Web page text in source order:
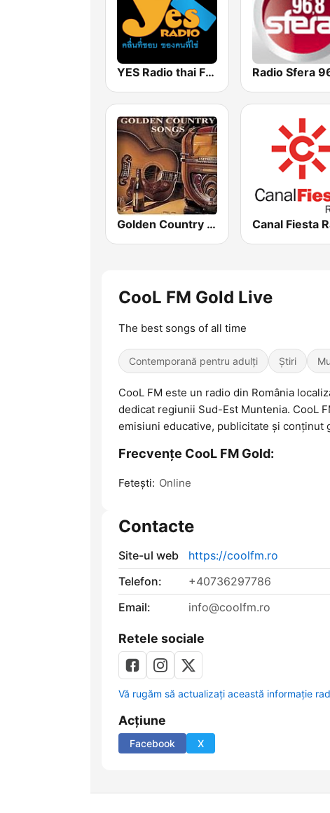
YES Radio thai Family (TH Only)
Golden Country Songs Canal Fiesta
CooL FM Gold Live
The best songs of all time
Contemporană pentru adulți Știri
CooL FM este un radio din România
dedicat regiunii Sud-Est Muntenia. CooL
emisiuni educative, publicitate și conținut
Frecvențe CooL FM Gold:
Feteşti: Online
Contacte
Site-ul web
https://coolfm.ro
Telefon:
+40736297786
Email:
info@coolfm.ro
Retele sociale
Vă rugăm să actualizați această informație
Acțiune
Facebook X